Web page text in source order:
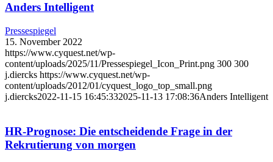
Anders Intelligent
Pressespiegel
15. November 2022
https://www.cyquest.net/wp-
content/uploads/2025/11/Pressespiegel_Icon_Print.png 300 300
j.diercks https://www.cyquest.net/wp-
content/uploads/2012/01/cyquest_logo_top_small.png
j.diercks2022-11-15 16:45:332025-11-13 17:08:36Anders Intelligent
HR-Prognose: Die entscheidende Frage in der
Rekrutierung von morgen